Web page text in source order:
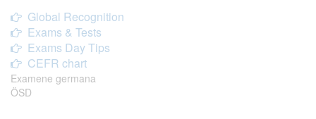
Global Recognition
Exams & Tests
Exams Day Tips
CEFR chart
Examene germana
ÖSD